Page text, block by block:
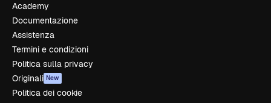
Academy
Documentazione
Assistenza
Termini e condizioni
Politica sulla privacy
Originali New
Politica dei cookie